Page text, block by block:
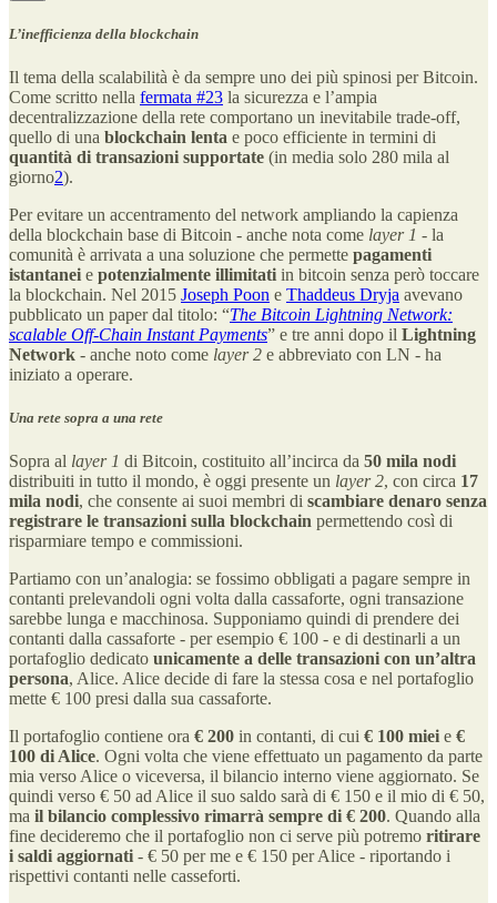
L’inefficienza della blockchain
Il tema della scalabilità è da sempre uno dei più spinosi per Bitcoin.
Come scritto nella fermata #23 la sicurezza e l’ampia
decentralizzazione della rete comportano un inevitabile trade-off,
quello di una blockchain lenta e poco efficiente in termini di
quantità di transazioni supportate (in media solo 280 mila al
giorno2).
Per evitare un accentramento del network ampliando la capienza
della blockchain base di Bitcoin - anche nota come layer 1 - la
comunità è arrivata a una soluzione che permette pagamenti
istantanei e potenzialmente illimitati in bitcoin senza però toccare
la blockchain. Nel 2015 Joseph Poon e Thaddeus Dryja avevano
pubblicato un paper dal titolo: “The Bitcoin Lightning Network:
scalable Off-Chain Instant Payments” e tre anni dopo il Lightning
Network - anche noto come layer 2 e abbreviato con LN - ha
iniziato a operare.
Una rete sopra a una rete
Sopra al layer 1 di Bitcoin, costituito all’incirca da 50 mila nodi
distribuiti in tutto il mondo, è oggi presente un layer 2, con circa 17
mila nodi, che consente ai suoi membri di scambiare denaro senza
registrare le transazioni sulla blockchain permettendo così di
risparmiare tempo e commissioni.
Partiamo con un’analogia: se fossimo obbligati a pagare sempre in
contanti prelevandoli ogni volta dalla cassaforte, ogni transazione
sarebbe lunga e macchinosa. Supponiamo quindi di prendere dei
contanti dalla cassaforte - per esempio € 100 - e di destinarli a un
portafoglio dedicato unicamente a delle transazioni con un’altra
persona, Alice. Alice decide di fare la stessa cosa e nel portafoglio
mette € 100 presi dalla sua cassaforte.
Il portafoglio contiene ora € 200 in contanti, di cui € 100 miei e €
100 di Alice. Ogni volta che viene effettuato un pagamento da parte
mia verso Alice o viceversa, il bilancio interno viene aggiornato. Se
quindi verso € 50 ad Alice il suo saldo sarà di € 150 e il mio di € 50,
ma il bilancio complessivo rimarrà sempre di € 200. Quando alla
fine decideremo che il portafoglio non ci serve più potremo ritirare
i saldi aggiornati - € 50 per me e € 150 per Alice - riportando i
rispettivi contanti nelle casseforti.